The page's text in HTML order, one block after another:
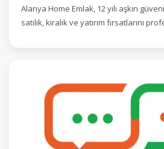
Alanya Home Emlak, 12 yılı aşkın
satılık, kiralık ve yatırım fırsatlarını